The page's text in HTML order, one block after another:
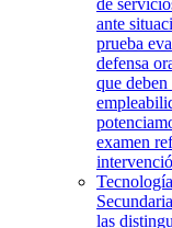
de
ante
prueba
defensa
que
examen
Tecnología
las